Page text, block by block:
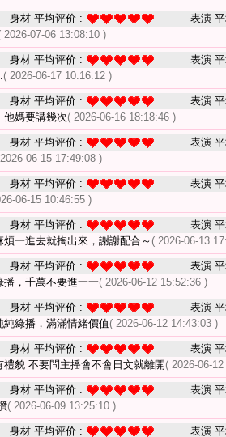
身材 平均评价 : 表演
2026-07-06 13:08:10 )
身材 平均评价 : 表演
( 2026-06-17 10:16:12 )
身材 平均评价 : 表演
他媽要講幾次( 2026-06-16 18:18:46 )
身材 平均评价 : 表演
06-15 17:49:08 )
身材 平均评价 : 表演
06-15 10:46:55 )
身材 平均评价 : 表演
一進去就掏出來，謝謝配合～ ( 2026-06-13
身材 平均评价 : 表演
，千萬不要進一一( 2026-06-12 15:52:36 )
身材 平均评价 : 表演
綠播，滿滿情緒價值( 2026-06-12 14:43:03 )
身材 平均评价 : 表演
貌 不要問主播會不會日文就離開 ( 2026-06-
身材 平均评价 : 表演
( 2026-06-09 13:25:10 )
身材 平均评价 : 表演